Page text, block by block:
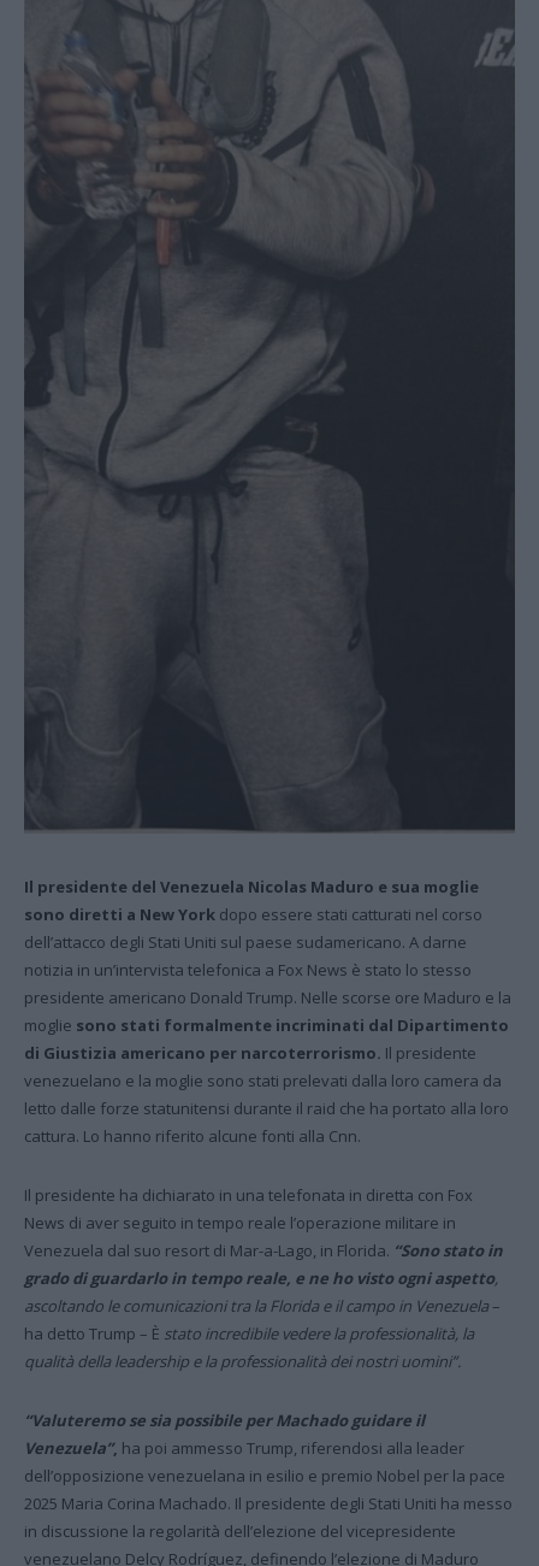
Il presidente del Venezuela Nicolas Maduro e sua moglie
sono diretti a New York dopo essere stati catturati nel corso
dell’attacco degli Stati Uniti sul paese sudamericano. A darne
notizia in un’intervista telefonica a Fox News è stato lo stesso
presidente americano Donald Trump. Nelle scorse ore Maduro e la
moglie sono stati formalmente incriminati dal Dipartimento
di Giustizia americano per narcoterrorismo. Il presidente
venezuelano e la moglie sono stati prelevati dalla loro camera da
letto dalle forze statunitensi durante il raid che ha portato alla loro
cattura. Lo hanno riferito alcune fonti alla Cnn.
Il presidente ha dichiarato in una telefonata in diretta con Fox
News di aver seguito in tempo reale l’operazione militare in
Venezuela dal suo resort di Mar-a-Lago, in Florida. “Sono stato in
grado di guardarlo in tempo reale, e ne ho visto ogni aspetto,
ascoltando le comunicazioni tra la Florida e il campo in Venezuela–
ha detto Trump – È stato incredibile vedere la professionalità, la
qualità della leadership e la professionalità dei nostri uomini”.
“Valuteremo se sia possibile per Machado guidare il
Venezuela”, ha poi ammesso Trump, riferendosi alla leader
dell’opposizione venezuelana in esilio e premio Nobel per la pace
2025 Maria Corina Machado. Il presidente degli Stati Uniti ha messo
in discussione la regolarità dell’elezione del vicepresidente
venezuelano Delcy Rodríguez, definendo l’elezione di Maduro